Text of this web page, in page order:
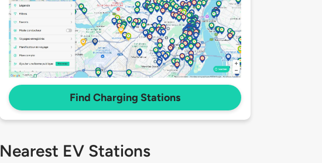
Find Charging Stations
Nearest EV Stations